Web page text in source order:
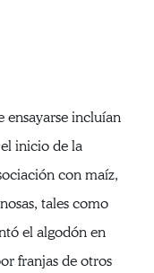
ensayarse incluían
inicio de la
con maíz,
tales como
el algodón en
franjas de otros